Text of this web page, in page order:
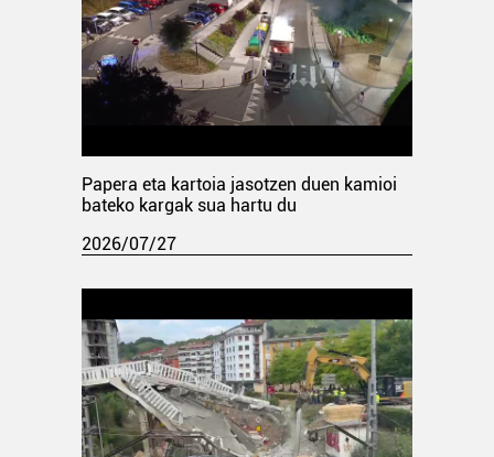
Papera eta kartoia jasotzen duen kamioi
bateko kargak sua hartu du
2026/07/27